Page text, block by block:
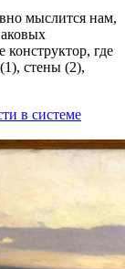
мыслится нам,
где
стены (2),
в системе